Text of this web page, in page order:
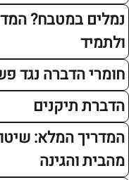
המדריך
נגד פשפש
המלא: שיטות